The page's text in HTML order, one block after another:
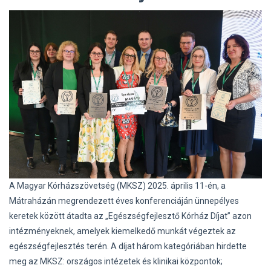
A Magyar Kórházszövetség (MKSZ) 2025. április 11-én, a
Mátraházán megrendezett éves konferenciáján ünnepélyes
keretek között átadta az „Egészségfejlesztő Kórház Díjat” azon
intézményeknek, amelyek kiemelkedő munkát végeztek az
egészségfejlesztés terén. A díjat három kategóriában hirdette
meg az MKSZ: országos intézetek és klinikai központok;